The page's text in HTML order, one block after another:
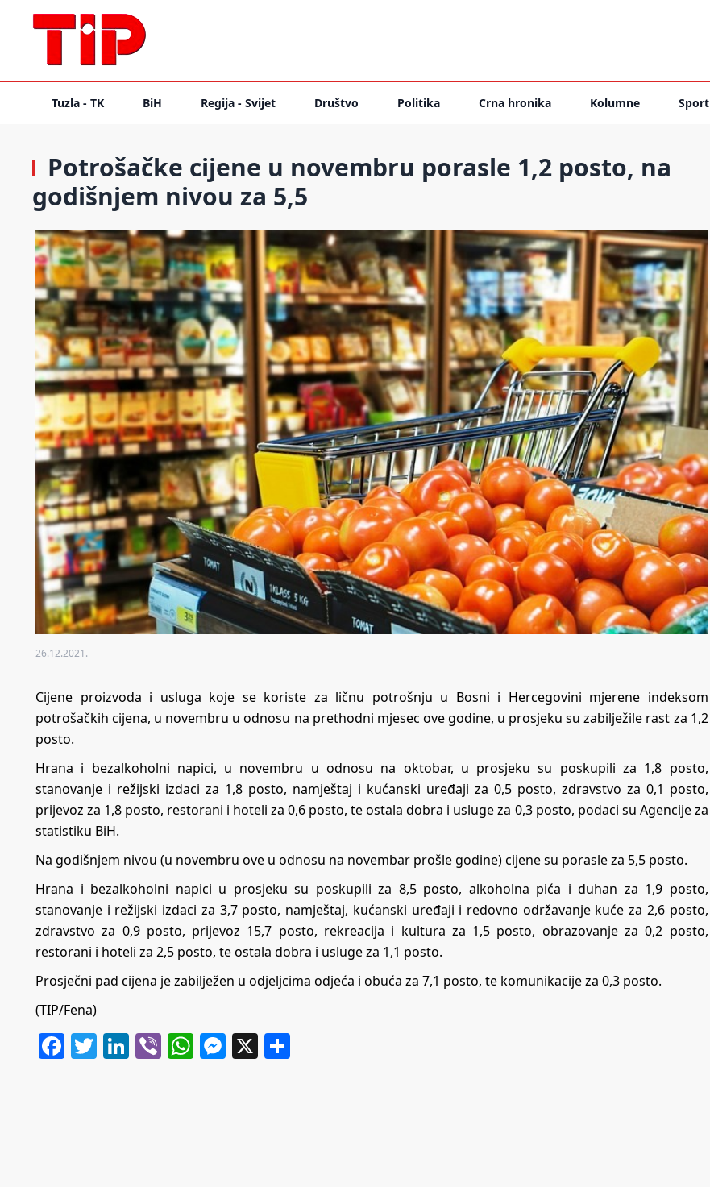
Tuzla - TK BiH Regija - Svijet Društvo Politika Crna hronika Kolumne Sport
Potrošačke cijene u novembru porasle 1,2 posto, na
godišnjem nivou za 5,5
26.12.2021.
Cijene proizvoda i usluga koje se koriste za ličnu potrošnju u Bosni i Hercegovini mjerene indeksom
potrošačkih cijena, u novembru u odnosu na prethodni mjesec ove godine, u prosjeku su zabilježile rast za 1,2
posto.
Hrana i bezalkoholni napici, u novembru u odnosu na oktobar, u prosjeku su poskupili za 1,8 posto,
stanovanje i režijski izdaci za 1,8 posto, namještaj i kućanski uređaji za 0,5 posto, zdravstvo za 0,1 posto,
prijevoz za 1,8 posto, restorani i hoteli za 0,6 posto, te ostala dobra i usluge za 0,3 posto, podaci su Agencije za
statistiku BiH.
Na godišnjem nivou (u novembru ove u odnosu na novembar prošle godine) cijene su porasle za 5,5 posto.
Hrana i bezalkoholni napici u prosjeku su poskupili za 8,5 posto, alkoholna pića i duhan za 1,9 posto,
stanovanje i režijski izdaci za 3,7 posto, namještaj, kućanski uređaji i redovno održavanje kuće za 2,6 posto,
zdravstvo za 0,9 posto, prijevoz 15,7 posto, rekreacija i kultura za 1,5 posto, obrazovanje za 0,2 posto,
restorani i hoteli za 2,5 posto, te ostala dobra i usluge za 1,1 posto.
Prosječni pad cijena je zabilježen u odjeljcima odjeća i obuća za 7,1 posto, te komunikacije za 0,3 posto.
(TIP/Fena)
Facebook
Twitter
LinkedIn
ViberWhatsApp
Messenger
X